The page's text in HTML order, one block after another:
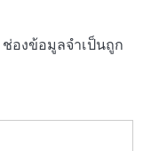
ช่องข้อมูลจำเป็นถูก